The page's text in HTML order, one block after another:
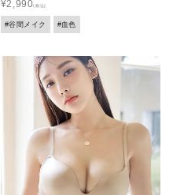
¥2,990
#谷間メイク #血色